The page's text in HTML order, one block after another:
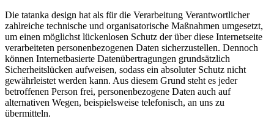
Die tatanka design hat als für die Verarbeitung Verantwortlicher
zahlreiche technische und organisatorische Maßnahmen umgesetzt,
um einen möglichst lückenlosen Schutz der über diese Internetseite
verarbeiteten personenbezogenen Daten sicherzustellen. Dennoch
können Internetbasierte Datenübertragungen grundsätzlich
Sicherheitslücken aufweisen, sodass ein absoluter Schutz nicht
gewährleistet werden kann. Aus diesem Grund steht es jeder
betroffenen Person frei, personenbezogene Daten auch auf
alternativen Wegen, beispielsweise telefonisch, an uns zu
übermitteln.